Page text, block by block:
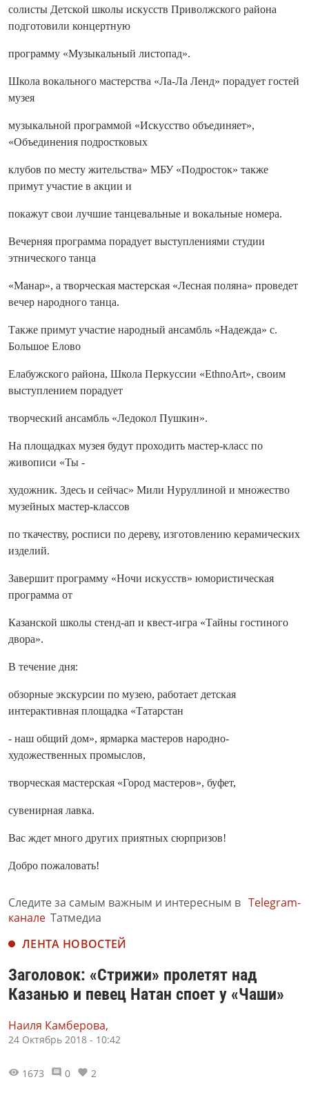
солисты Детской школы искусств Приволжского района
подготовили концертную
программу «Музыкальный листопад».
Школа вокального мастерства «Ла-Ла Ленд» порадует гостей
музея
музыкальной программой «Искусство объединяет»,
«Объединения подростковых
клубов по месту жительства» МБУ «Подросток» также
примут участие в акции и
покажут свои лучшие танцевальные и вокальные номера.
Вечерняя программа порадует выступлениями студии
этнического танца
«Манар», а творческая мастерская «Лесная поляна» проведет
вечер народного танца.
Также примут участие народный ансамбль «Надежда» с.
Большое Елово
Елабужского района, Школа Перкуссии «EthnoArt», своим
выступлением порадует
творческий ансамбль «Ледокол Пушкин».
На площадках музея будут проходить мастер-класс по
живописи «Ты -
художник. Здесь и сейчас» Мили Нуруллиной и множество
музейных мастер-классов
по ткачеству, росписи по дереву, изготовлению керамических
изделий.
Завершит программу «Ночи искусств» юмористическая
программа от
Казанской школы стенд-ап и квест-игра «Тайны гостиного
двора».
В течение дня:
обзорные экскурсии по музею, работает детская
интерактивная площадка «Татарстан
- наш общий дом», ярмарка мастеров народно-
художественных промыслов,
творческая мастерская «Город мастеров», буфет,
сувенирная лавка.
Вас ждет много других приятных сюрпризов!
Добро пожаловать!
Следите за самым важным и интересным в Telegram-
канале Татмедиа
ЛЕНТА НОВОСТЕЙ
Заголовок: «Стрижи» пролетят над
Казанью и певец Натан споет у «Чаши»
Наиля Камберова,
24 Октябрь 2018 - 10:42
1673 0 2